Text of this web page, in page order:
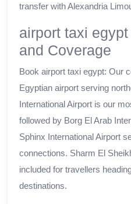
transfer with Alexandria
airport taxi
and Coverage
Book airport taxi egypt: Our
Egyptian airport serving
International Airport is our
followed by Borg El Arab
Sphinx International Airport
connections. Sharm El
included for travellers
destinations.